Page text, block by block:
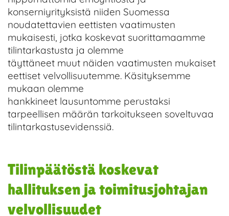
konserniyrityksistä niiden Suomessa
noudatettavien eettisten vaatimusten
mukaisesti, jotka koskevat suorittamaamme
tilintarkastusta ja olemme
täyttäneet muut näiden vaatimusten mukaiset
eettiset velvollisuutemme. Käsityksemme
mukaan olemme
hankkineet lausuntomme perustaksi
tarpeellisen määrän tarkoitukseen soveltuvaa
tilintarkastusevidenssiä.
Tilinpäätöstä koskevat
hallituksen ja toimitusjohtajan
velvollisuudet